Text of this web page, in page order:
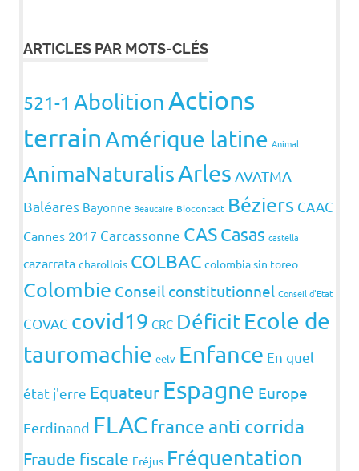
ARTICLES PAR MOTS-CLÉS
521-1 AbolitionActions
terrainAmérique latine Animal
AnimaNaturalisArles AVATMA
Baléares Bayonne Beaucaire Biocontact Béziers CAAC
Cannes 2017 Carcassonne CASCasas castella
cazarrata charollois COLBAC colombia sin toreo
Colombie Conseil constitutionnel Conseil d'Etat
COVAC covid19 CRC DéficitEcole de
tauromachie eelv Enfance En quel
état j'erre Equateur Espagne Europe
Ferdinand FLAC france anti corrida
Fraude fiscale Fréjus Fréquentation